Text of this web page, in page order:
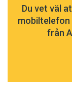
Du vet väl
mobiltelefon
från